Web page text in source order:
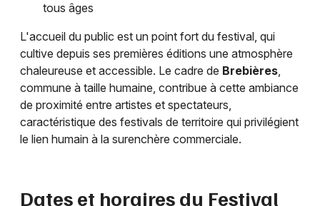
tous âges
L'accueil du public est un point fort du festival, qui
cultive depuis ses premières éditions une atmosphère
chaleureuse et accessible. Le cadre de Brebières,
commune à taille humaine, contribue à cette ambiance
de proximité entre artistes et spectateurs,
caractéristique des festivals de territoire qui privilégient
le lien humain à la surenchère commerciale.
Dates et horaires du Festival